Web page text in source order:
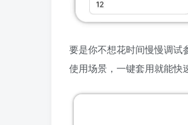
要是你不想花时间慢慢调试
使用场景，一键套用就能快